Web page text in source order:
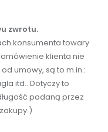
zwrotu.
konsumenta towary
klienta nie
umowy, są to m.in.:
itd.. Dotyczy to
podaną przez